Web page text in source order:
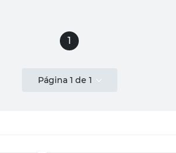
1
Página 1 de 1